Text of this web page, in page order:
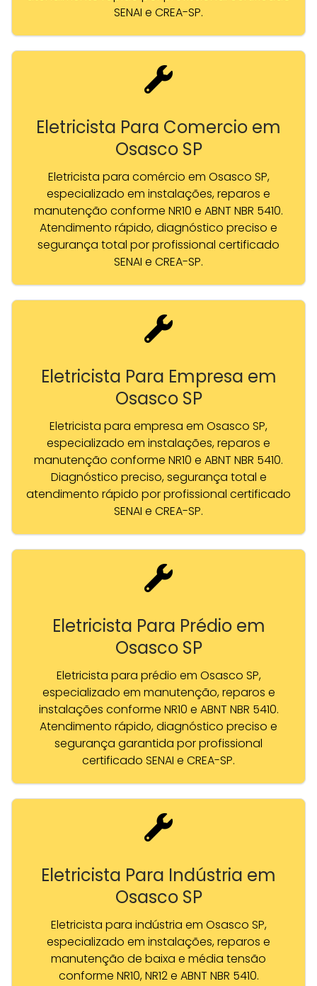
SENAI e CREA-SP.
Eletricista Para Comercio em
Osasco SP
Eletricista para comércio em Osasco SP,
especializado em instalações, reparos e
manutenção conforme NR10 e ABNT NBR 5410.
Atendimento rápido, diagnóstico preciso e
segurança total por profissional certificado
SENAI e CREA-SP.
Eletricista Para Empresa em
Osasco SP
Eletricista para empresa em Osasco SP,
especializado em instalações, reparos e
manutenção conforme NR10 e ABNT NBR 5410.
Diagnóstico preciso, segurança total e
atendimento rápido por profissional certificado
SENAI e CREA-SP.
Eletricista Para Prédio em
Osasco SP
Eletricista para prédio em Osasco SP,
especializado em manutenção, reparos e
instalações conforme NR10 e ABNT NBR 5410.
Atendimento rápido, diagnóstico preciso e
segurança garantida por profissional
certificado SENAI e CREA-SP.
Eletricista Para Indústria em
Osasco SP
Eletricista para indústria em Osasco SP,
especializado em instalações, reparos e
manutenção de baixa e média tensão
conforme NR10, NR12 e ABNT NBR 5410.